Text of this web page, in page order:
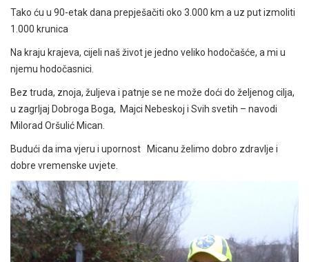
Tako ću u 90-etak dana prepješačiti oko 3.000 km a uz put izmoliti
1.000 krunica
Na kraju krajeva, cijeli naš život je jedno veliko hodočašće, a mi u
njemu hodočasnici.
Bez truda, znoja, žuljeva i patnje se ne može doći do željenog cilja,
u zagrljaj Dobroga Boga, Majci Nebeskoj i Svih svetih – navodi
Milorad Oršulić Mican.
Budući da ima vjeru i upornost Micanu želimo dobro zdravlje i
dobre vremenske uvjete.